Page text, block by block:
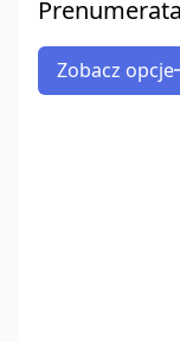
Zobacz opcje